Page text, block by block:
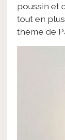
poussin et
tout en
thème de